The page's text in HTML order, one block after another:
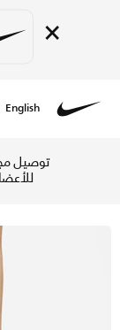
×
English
توصيل